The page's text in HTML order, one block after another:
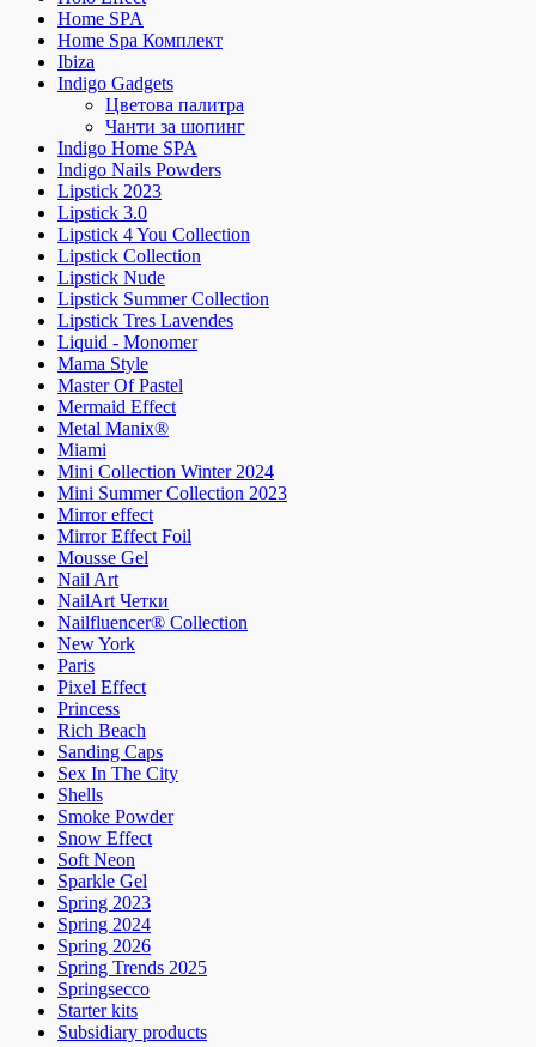
Home SPA
Home Spa Комплект
Ibiza
Indigo Gadgets
Цветова палитра
Чанти за шопинг
Indigo Home SPA
Indigo Nails Powders
Lipstick 2023
Lipstick 3.0
Lipstick 4 You Collection
Lipstick Collection
Lipstick Nude
Lipstick Summer Collection
Lipstick Tres Lavendes
Liquid - Monomer
Mama Style
Master Of Pastel
Mermaid Effect
Metal Manix®
Miami
Mini Collection Winter 2024
Mini Summer Collection 2023
Mirror effect
Mirror Effect Foil
Mousse Gel
Nail Art
NailArt Четки
Nailfluencer® Collection
New York
Paris
Pixel Effect
Princess
Rich Beach
Sanding Caps
Sex In The City
Shells
Smoke Powder
Snow Effect
Soft Neon
Sparkle Gel
Spring 2023
Spring 2024
Spring 2026
Spring Trends 2025
Springsecco
Starter kits
Subsidiary products